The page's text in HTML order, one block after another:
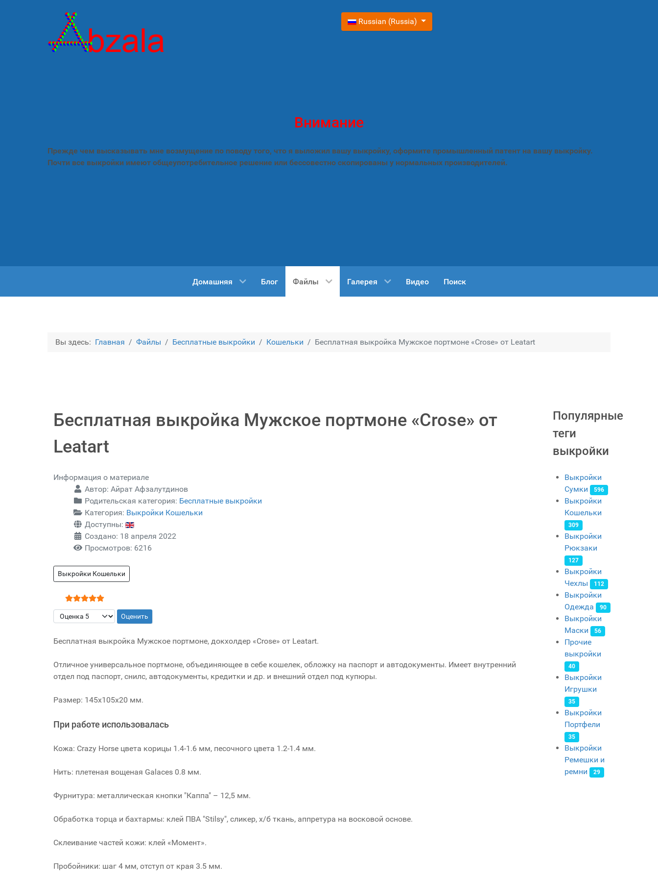
Выберите язык
Russian (Russia)
Внимание
Прежде чем высказывать мне возмущение по поводу того, что я выложил вашу выкройку, оформите промышленный патент на вашу выкройку.
Почти все выкройки имеют общеупотребительное решение или бессовестно скопированы у нормальных производителей.
Домашняя Блог Файлы Галерея Видео Поиск
Вы здесь: Главная Файлы Бесплатные выкройки Кошельки Бесплатная выкройка Мужское портмоне «Crose» от Leatart
Бесплатная выкройка Мужское портмоне «Crose» от
Leatart
Информация о материале
Автор: Айрат Афзалутдинов
Родительская категория: Бесплатные выкройки
Категория: Выкройки Кошельки
Доступны:
Создано: 18 апреля 2022
Просмотров: 6216
Выкройки Кошельки
Рейтинг:5/5
Пожалуйста, оцените
Бесплатная выкройка Мужское портмоне, докхолдер «Crose» от Leatart.
Отличное универсальное портмоне, объединяющее в себе кошелек, обложку на паспорт и автодокументы. Имеет внутренний
отдел под паспорт, снилс, автодокументы, кредитки и др. и внешний отдел под купюры.
Размер: 145x105x20 мм.
При работе использовалась
Кожа: Crazy Horse цвета корицы 1.4-1.6 мм, песочного цвета 1.2-1.4 мм.
Нить: плетеная вощеная Galaces 0.8 мм.
Фурнитура: металлическая кнопки "Каппа" – 12,5 мм.
Обработка торца и бахтармы: клей ПВА "Stilsy", сликер, х/б ткань, аппретура на восковой основе.
Склеивание частей кожи: клей «Момент».
Пробойники: шаг 4 мм, отступ от края 3.5 мм.
Популярные
теги
выкройки
Выкройки
Сумки
596
Выкройки
Кошельки
309
Выкройки
Рюкзаки
127
Выкройки
Чехлы
112
Выкройки
Одежда
90
Выкройки
Маски
56
Прочие
выкройки
40
Выкройки
Игрушки
35
Выкройки
Портфели
35
Выкройки
Ремешки и
ремни
29